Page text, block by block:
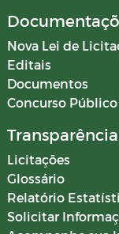
Nova Lei de
Editais
Documentos
Concurso Público
Transparência
Licitações
Glossário
Relatório
Solicitar